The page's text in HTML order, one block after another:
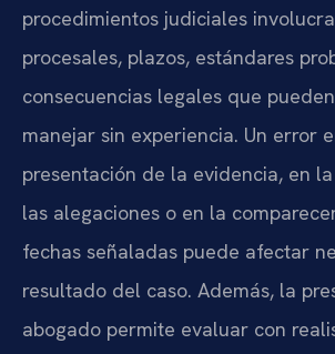
procedimientos judiciales
procesales, plazos, estándares
consecuencias legales que
manejar sin experiencia. Un error
presentación de la evidencia, en
las alegaciones o en la
fechas señaladas puede afectar
resultado del caso. Además, la
abogado permite evaluar con